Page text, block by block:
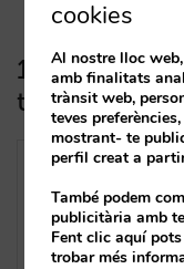
10 requisits
teu canal
cookies
Al nostre lloc
amb finalitats
trànsit web,
teves
mostrant- te
perfil creat a
També podem
publicitària amb
Fent clic aquí
trobar més